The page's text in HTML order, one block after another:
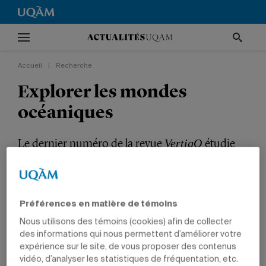
Accueil Recherche
Explorer les mondes
océaniques
Le dernier numéro de la revueVertigO étudie
marine et des populations littorales.
RECHERCHE ENVIRONNEMENT INTERNATIONAL
SCIENCES
SCIENCES HUMAINES PROFESSEURS
Préférences en matière de témoins
Nous utilisons des témoins (cookies) afin de collecter
des informations qui nous permettent d’améliorer votre
expérience sur le site, de vous proposer des contenus
vidéo, d’analyser les statistiques de fréquentation, etc.